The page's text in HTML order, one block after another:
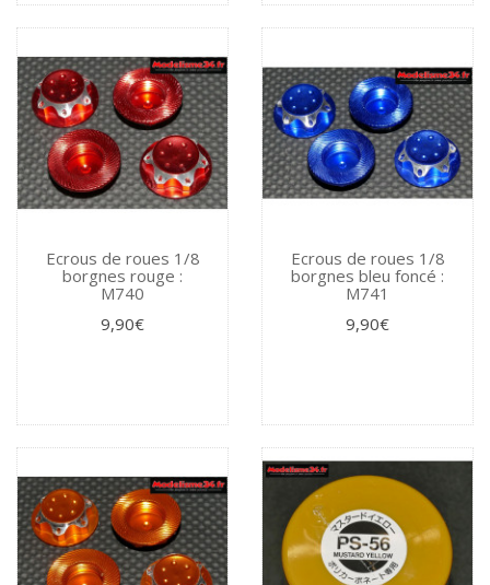
Ecrous de roues 1/8
borgnes rouge :
M740
9,90€
Ecrous de roues 1/8
borgnes bleu foncé :
M741
9,90€